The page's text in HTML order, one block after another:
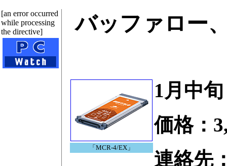
[an error occurred
while processing
the directive]
バッファロー
「MCR-4/EX」
1月中
価格：
連絡先